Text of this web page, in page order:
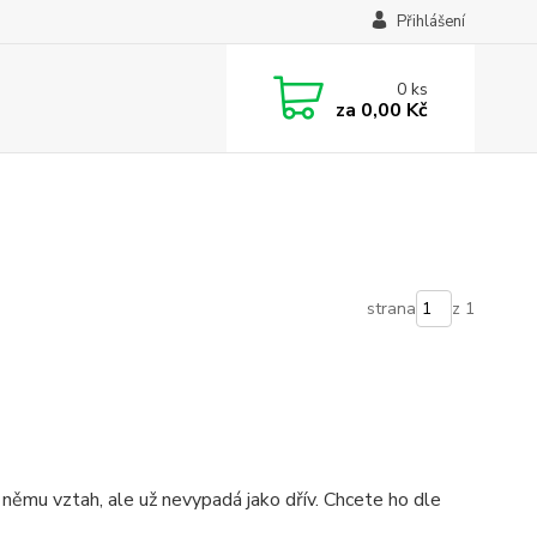
Přihlášení
0ks
za 0,00 Kč
strana z 1
vztah, ale už nevypadá jako dřív. Chcete ho dle